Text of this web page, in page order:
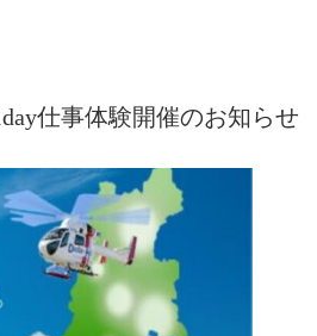
仕事体験開催のお知らせ